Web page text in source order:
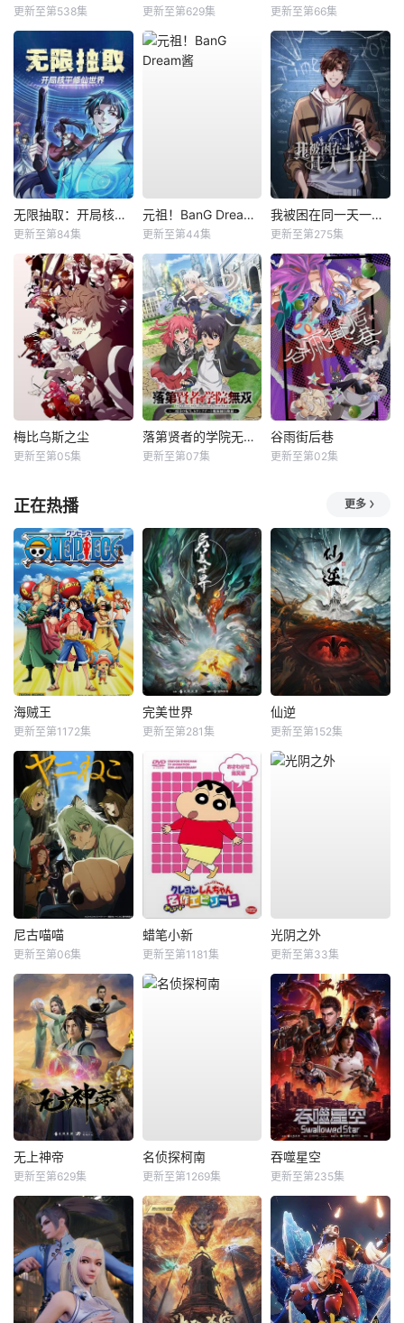
更新至第538集 更新至第629集 更新至第66集
无限抽取：开局核平修仙世界动态漫
更新至第84集
元祖！BanG Dream酱
更新至第44集
我被困在同一天一千年动态漫
更新至第275集
梅比乌斯之尘
更新至第05集
落第贤者的学院无双第二回转生，S等级作弊魔术师冒险记
更新至第07集
谷雨街后巷
更新至第02集
正在热播 更多
海贼王
更新至第1172集
完美世界
更新至第281集
仙逆
更新至第152集
尼古喵喵
更新至第06集
蜡笔小新
更新至第1181集
光阴之外
更新至第33集
无上神帝
更新至第629集
名侦探柯南
更新至第1269集
吞噬星空
更新至第235集